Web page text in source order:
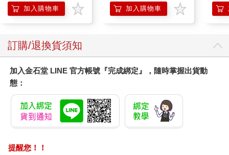
加入購物車 加入購物車
訂購/退換貨須知
加入金石堂 LINE 官方帳號『完成綁定』，隨時掌握出貨動
態：
提醒您！！